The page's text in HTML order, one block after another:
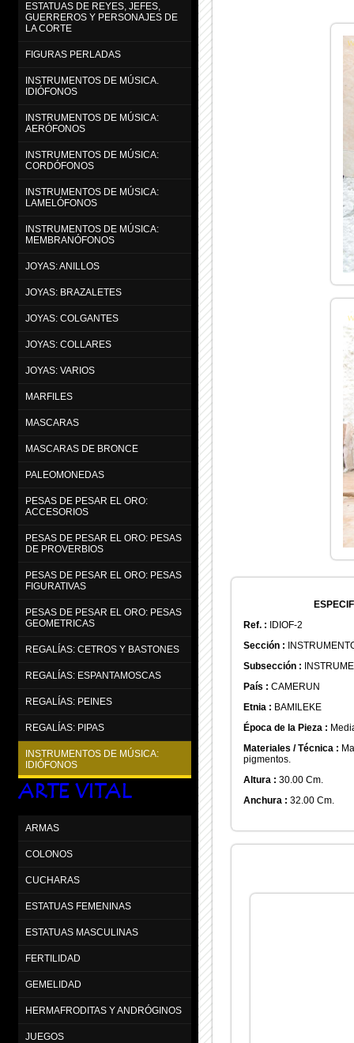
Ref. :
IDIOF-2
Sección :
Subsección :
País : CAMERUN
Etnia : BAMILEKE
Época de la Pieza :
Materiales / Técnica :
pigmentos.
Altura : 30.00 Cm.
Anchura : 32.00 Cm.
ESTATUAS DE REYES, JEFES,
GUERREROS Y PERSONAJES DE
LA CORTE
FIGURAS PERLADAS
INSTRUMENTOS DE MÚSICA.
IDIÓFONOS
INSTRUMENTOS DE MÚSICA:
AERÓFONOS
INSTRUMENTOS DE MÚSICA:
CORDÓFONOS
INSTRUMENTOS DE MÚSICA:
LAMELÓFONOS
INSTRUMENTOS DE MÚSICA:
MEMBRANÓFONOS
JOYAS: ANILLOS
JOYAS: BRAZALETES
JOYAS: COLGANTES
JOYAS: COLLARES
JOYAS: VARIOS
MARFILES
MASCARAS
MASCARAS DE BRONCE
PALEOMONEDAS
PESAS DE PESAR EL ORO:
ACCESORIOS
PESAS DE PESAR EL ORO: PESAS
DE PROVERBIOS
PESAS DE PESAR EL ORO: PESAS
FIGURATIVAS
PESAS DE PESAR EL ORO: PESAS
GEOMETRICAS
REGALÍAS: CETROS Y BASTONES
REGALÍAS: ESPANTAMOSCAS
REGALÍAS: PEINES
REGALÍAS: PIPAS
INSTRUMENTOS DE MÚSICA:
IDIÓFONOS
ARTE VITAL
ARMAS
COLONOS
CUCHARAS
ESTATUAS FEMENINAS
ESTATUAS MASCULINAS
FERTILIDAD
GEMELIDAD
HERMAFRODITAS Y ANDRÓGINOS
JUEGOS